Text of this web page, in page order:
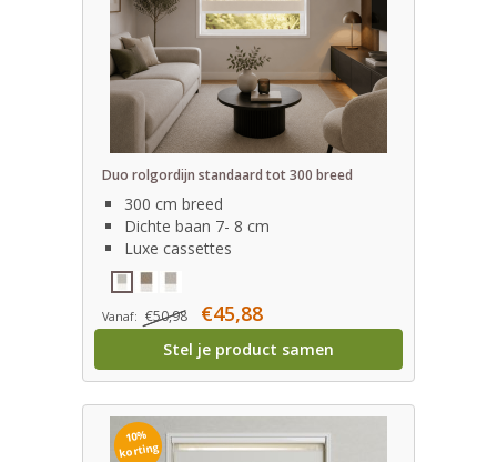
Duo rolgordijn standaard tot 300 breed
300 cm breed
Dichte baan 7- 8 cm
Luxe cassettes
Vanaf: €50,98 €45,88
Stel je product samen
10%
korting